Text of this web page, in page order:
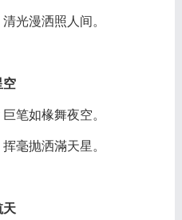
光漫洒照人间。
空
笔如椽舞夜空。
毫抛洒滿天星。
天